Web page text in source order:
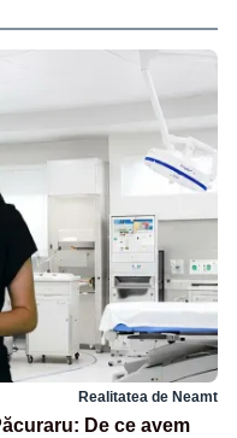
Realitatea de Neamt
De ce avem